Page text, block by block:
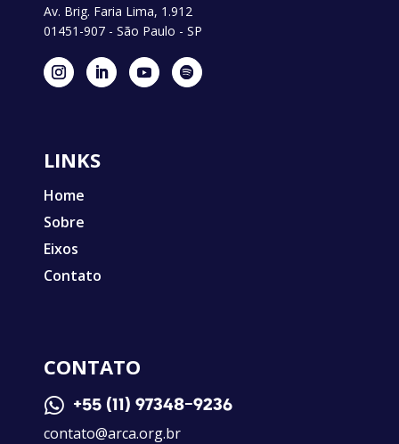
Av. Brig. Faria Lima, 1.912
01451-907 - São Paulo - SP
LINKS
Home
Sobre
Eixos
Contato
CONTATO
 +55 (11) 97348-9236
contato@arca.org.br